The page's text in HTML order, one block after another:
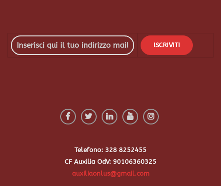
Telefono: 328 8252455
CF Auxilia OdV: 90106360325
auxiliaonlus@gmail.com